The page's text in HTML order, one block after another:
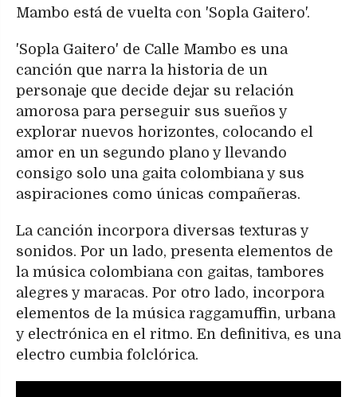
Mambo está de vuelta con 'Sopla Gaitero'.
'Sopla Gaitero' de Calle Mambo es una
canción que narra la historia de un
personaje que decide dejar su relación
amorosa para perseguir sus sueños y
explorar nuevos horizontes, colocando el
amor en un segundo plano y llevando
consigo solo una gaita colombiana y sus
aspiraciones como únicas compañeras.
La canción incorpora diversas texturas y
sonidos. Por un lado, presenta elementos de
la música colombiana con gaitas, tambores
alegres y maracas. Por otro lado, incorpora
elementos de la música raggamuffin, urbana
y electrónica en el ritmo. En definitiva, es una
electro cumbia folclórica.